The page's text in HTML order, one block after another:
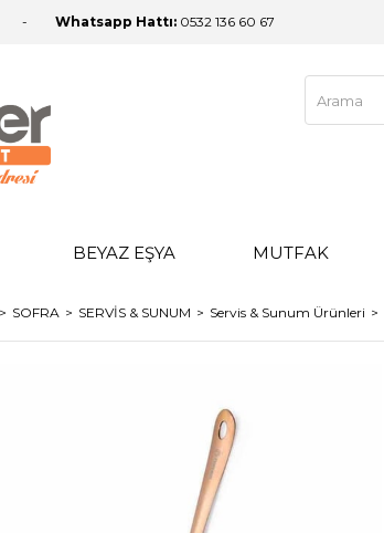
Whatsapp Hattı: 0532 136 60 67
BEYAZ EŞYA MUTFAK
SOFRA SERVİS & SUNUM Servis & Sunum Ürünleri